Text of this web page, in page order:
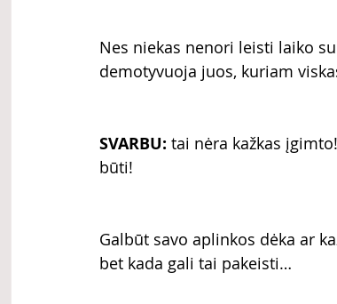
Nes niekas nenori leisti laiko
demotyvuoja juos, kuriam
SVARBU: tai nėra kažkas
būti!
Galbūt savo aplinkos dėka ar
bet kada gali tai pakeisti…